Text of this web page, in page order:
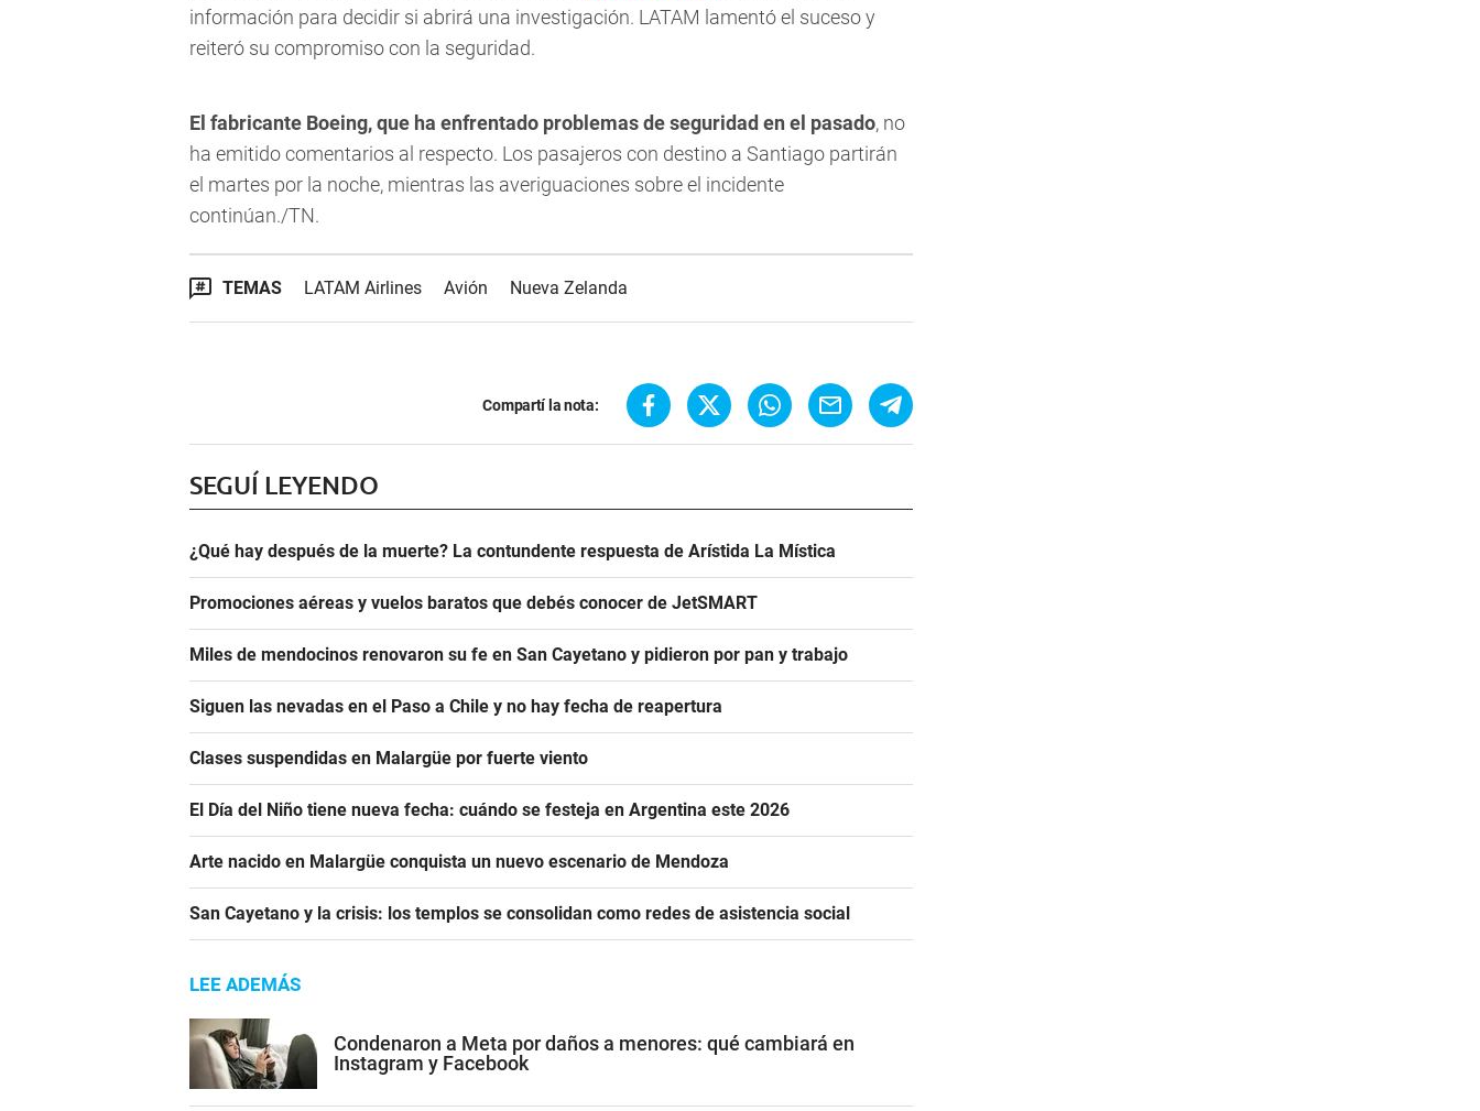
información para decidir si abrirá una investigación. LATAM lamentó el suceso y
reiteró su compromiso con la seguridad.
El fabricante Boeing, que ha enfrentado problemas de seguridad en el pasado, no
ha emitido comentarios al respecto. Los pasajeros con destino a Santiago partirán
el martes por la noche, mientras las averiguaciones sobre el incidente
continúan./TN.
TEMAS LATAM Airlines Avión Nueva Zelanda
Compartí la nota:
SEGUÍ LEYENDO
¿Qué hay después de la muerte? La contundente respuesta de Arístida La Mística
Promociones aéreas y vuelos baratos que debés conocer de JetSMART
Miles de mendocinos renovaron su fe en San Cayetano y pidieron por pan y trabajo
Siguen las nevadas en el Paso a Chile y no hay fecha de reapertura
Clases suspendidas en Malargüe por fuerte viento
El Día del Niño tiene nueva fecha: cuándo se festeja en Argentina este 2026
Arte nacido en Malargüe conquista un nuevo escenario de Mendoza
San Cayetano y la crisis: los templos se consolidan como redes de asistencia social
LEE ADEMÁS
Condenaron a Meta por daños a menores: qué cambiará en
Instagram y Facebook